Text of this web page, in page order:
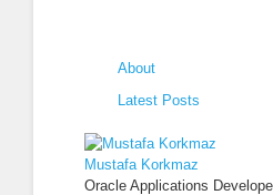
About
Latest Posts
Mustafa Korkmaz
Oracle Applications